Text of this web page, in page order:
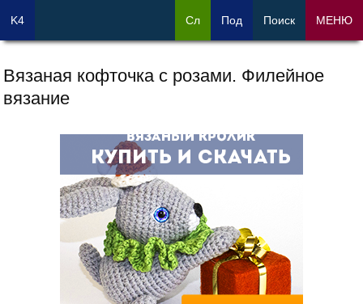
Вязаная кофточка с розами. Филейное
вязание
K4 Сл Под Поиск МЕНЮ